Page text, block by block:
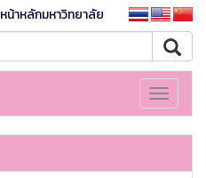
หน้าหลักมหาวิทยาลัย
Toggle